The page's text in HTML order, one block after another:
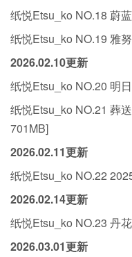
纸悦Etsu_ko NO.18 蔚
纸悦Etsu_ko NO.19 雅
2026.02.10更新
纸悦Etsu_ko NO.20 明
纸悦Etsu_ko NO.21 葬
701MB]
2026.02.11更新
纸悦Etsu_ko NO.22
2026.02.14更新
纸悦Etsu_ko NO.23 丹
2026.03.01更新